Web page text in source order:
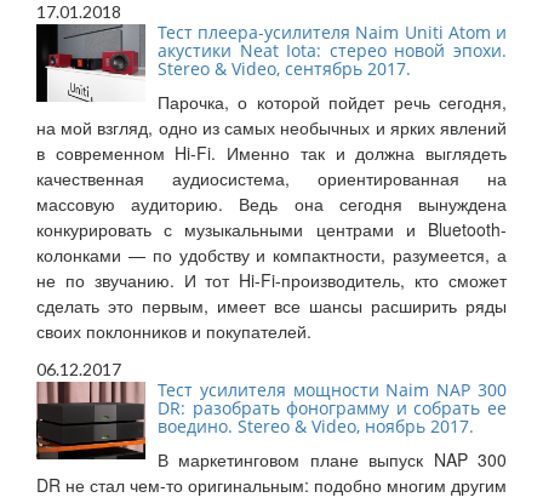
17.01.2018
Тест плеера-усилителя Naim Uniti Atom и
акустики Neat Iota: стерео новой эпохи.
Stereo & Video, сентябрь 2017.
Парочка, о которой пойдет речь сегодня,
на мой взгляд, одно из самых необычных и ярких явлений
в современном Hi-Fi. Именно так и должна выглядеть
качественная аудиосистема, ориентированная на
массовую аудиторию. Ведь она сегодня вынуждена
конкурировать с музыкальными центрами и Bluetooth-
колонками — по удобству и компактности, разумеется, а
не по звучанию. И тот Hi-Fi-производитель, кто сможет
сделать это первым, имеет все шансы расширить ряды
своих поклонников и покупателей.
06.12.2017
Тест усилителя мощности Naim NAP 300
DR: разобрать фонограмму и собрать ее
воедино. Stereo & Video, ноябрь 2017.
В маркетинговом плане выпуск NAP 300
DR не стал чем-то оригинальным: подобно многим другим